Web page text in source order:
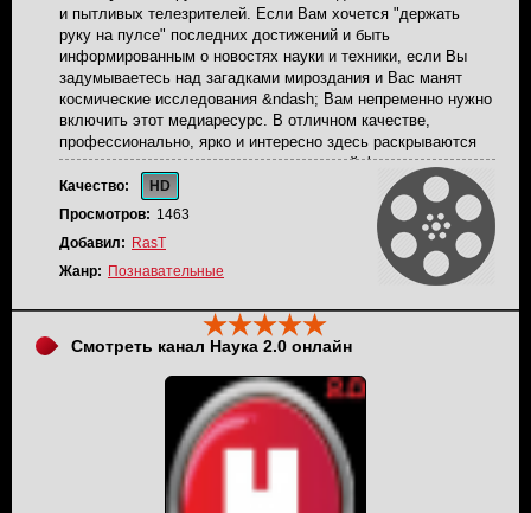
и пытливых телезрителей. Если Вам хочется "держать
руку на пулсе" последних достижений и быть
информированным о новостях науки и техники, если Вы
задумываетесь над загадками мироздания и Вас манят
космические исследования &ndash; Вам непременно нужно
включить этот медиаресурс. В отличном качестве,
профессионально, ярко и интересно здесь раскрываются
темы, имеющие отношение как к научной фантастике, так и
к реальной научно-исследовательской практике.
Объясняются загадочные явления, обсуждаются важные
достижения, выдвигаются неординарные гипотезы. Galaxy
TV доступен при условии Интернет-подключения. Хорошее
качество сигнала и отличный звук без помех &ndash;
Телеканал
Galaxy TV можно смотреть онлайн на нашем сайте.
Качество:
HD
Просмотров: 1463
Добавил: RasT
Жанр: Познавательные
Смотреть канал Наука 2.0 онлайн